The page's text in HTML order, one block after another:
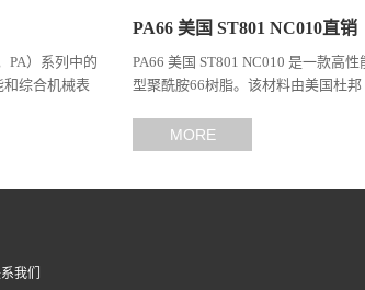
PA）系列中的
综合机械表
PA66 美国 ST801 NC010直销
PA66 美国 ST801 NC010 是一款高
型聚酰胺66树脂。该材料由美国杜
MORE
我们